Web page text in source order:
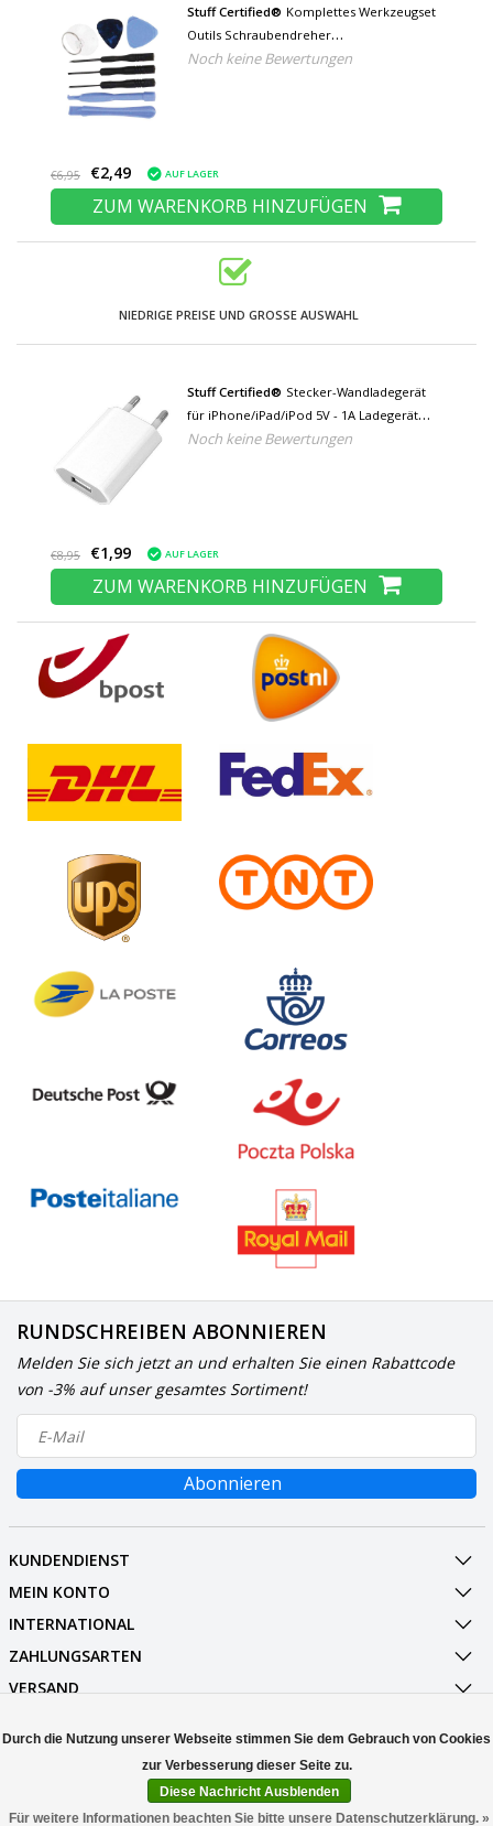
Stuff Certified® Komplettes Werkzeugset
Outils Schraubendreher
Schraubendreher-Set - Für Apple iPhone 4
Noch keine Bewertungen
€6,95 €2,49 AUF LAGER
ZUM WARENKORB HINZUFÜGEN
NIEDRIGE PREISE UND GROSSE AUSWAHL
Stuff Certified® Stecker-Wandladegerät
für iPhone/iPad/iPod 5V - 1A Ladegerät
USB AC Home Weiß
Noch keine Bewertungen
€8,95 €1,99 AUF LAGER
ZUM WARENKORB HINZUFÜGEN
RUNDSCHREIBEN ABONNIEREN
Melden Sie sich jetzt an und erhalten Sie einen Rabattcode
von -3% auf unser gesamtes Sortiment!
Abonnieren
KUNDENDIENST
MEIN KONTO
INTERNATIONAL
ZAHLUNGSARTEN
VERSAND
© Copyright 2026 Stuff Enough.be
Durch die Nutzung unserer Webseite stimmen Sie dem Gebrauch von Cookies
zur Verbesserung dieser Seite zu.
Diese Nachricht Ausblenden
Für weitere Informationen beachten Sie bitte unsere Datenschutzerklärung. »